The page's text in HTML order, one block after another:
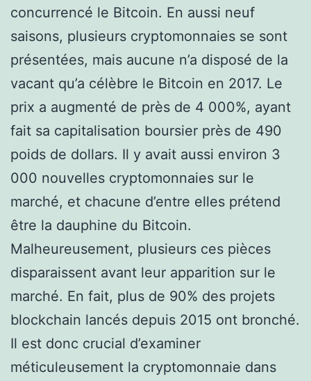
concurrencé le Bitcoin. En aussi neuf
saisons, plusieurs cryptomonnaies se sont
présentées, mais aucune n’a disposé de la
vacant qu’a célèbre le Bitcoin en 2017. Le
prix a augmenté de près de 4 000%, ayant
fait sa capitalisation boursier près de 490
poids de dollars. Il y avait aussi environ 3
000 nouvelles cryptomonnaies sur le
marché, et chacune d’entre elles prétend
être la dauphine du Bitcoin.
Malheureusement, plusieurs ces pièces
disparaissent avant leur apparition sur le
marché. En fait, plus de 90% des projets
blockchain lancés depuis 2015 ont bronché.
Il est donc crucial d’examiner
méticuleusement la cryptomonnaie dans